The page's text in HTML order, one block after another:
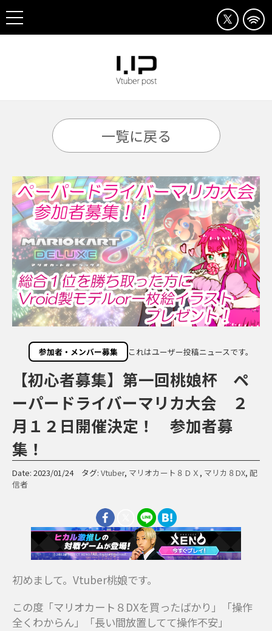
一覧に戻る
参加者・メンバー募集 これはユーザー投稿ニュースです。
【初心者募集】第一回桃娘杯 ペ
ーパードライバーマリカ大会 ２
月１２日開催決定！ 参加者募
集！
Date: 2023/01/24 タグ: Vtuber, マリオカート８ＤＸ , マリカ８DX, 配
信者
初めまして。Vtuber桃娘です。
この度「マリオカート８DXを買ったばかり」「操作
全くわからん」「長い間放置してて操作不安」